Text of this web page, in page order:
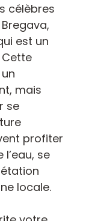
célèbres
est un
mais
se
profiter
se
locale.